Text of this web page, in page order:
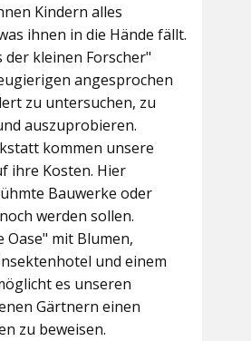
Kindern alles
ihnen in die Hände fällt.
der kleinen Forscher"
angesprochen
zu untersuchen, zu
auszuprobieren.
kommen unsere
ihre Kosten. Hier
Bauwerke oder
werden sollen.
Oase" mit Blumen,
und einem
es unseren
Gärtnern einen
zu beweisen.